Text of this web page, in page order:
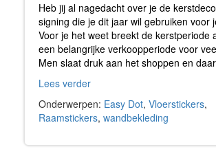
Heb jij al nagedacht over je de
signing die je dit jaar wil gebruiken voor
Voor je het weet breekt de kerstperiode
een belangrijke verkoopperiode voor
Men slaat druk aan het shoppen en
Lees verder
Onderwerpen: Easy Dot, Vloerstickers,
Raamstickers, wandbekleding